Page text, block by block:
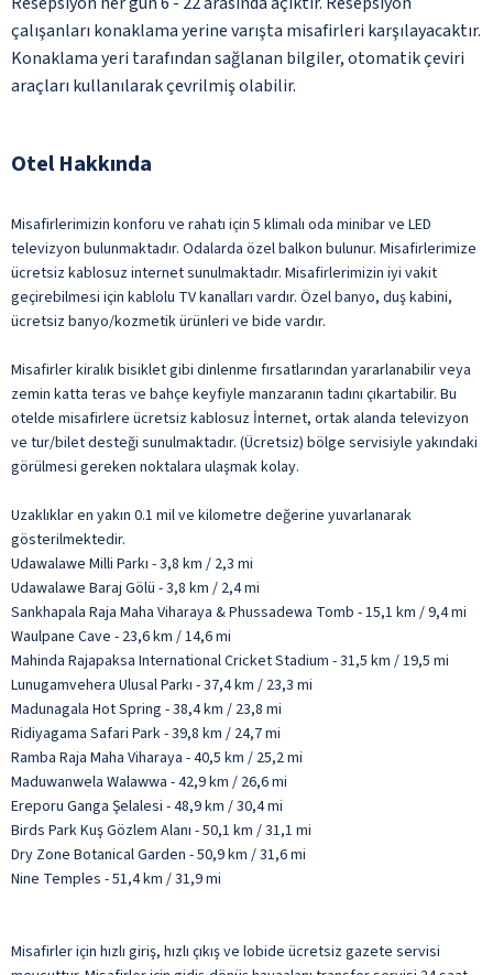
çalışanları konaklama yerine varışta misafirleri karşılayacaktır.
Konaklama yeri tarafından sağlanan bilgiler, otomatik çeviri
araçları kullanılarak çevrilmiş olabilir.
Otel Hakkında
Misafirlerimizin konforu ve rahatı için 5 klimalı oda minibar ve LED
televizyon bulunmaktadır. Odalarda özel balkon bulunur. Misafirlerimize
ücretsiz kablosuz internet sunulmaktadır. Misafirlerimizin iyi vakit
geçirebilmesi için kablolu TV kanalları vardır. Özel banyo, duş kabini,
ücretsiz banyo/kozmetik ürünleri ve bide vardır.
Misafirler kiralık bisiklet gibi dinlenme fırsatlarından yararlanabilir veya
zemin katta teras ve bahçe keyfiyle manzaranın tadını çıkartabilir. Bu
otelde misafirlere ücretsiz kablosuz İnternet, ortak alanda televizyon
ve tur/bilet desteği sunulmaktadır. (Ücretsiz) bölge servisiyle yakındaki
görülmesi gereken noktalara ulaşmak kolay.
Uzaklıklar en yakın 0.1 mil ve kilometre değerine yuvarlanarak
gösterilmektedir.
Udawalawe Milli Parkı - 3,8 km / 2,3 mi
Udawalawe Baraj Gölü - 3,8 km / 2,4 mi
Sankhapala Raja Maha Viharaya & Phussadewa Tomb - 15,1 km / 9,4 mi
Waulpane Cave - 23,6 km / 14,6 mi
Mahinda Rajapaksa International Cricket Stadium - 31,5 km / 19,5 mi
Lunugamvehera Ulusal Parkı - 37,4 km / 23,3 mi
Madunagala Hot Spring - 38,4 km / 23,8 mi
Ridiyagama Safari Park - 39,8 km / 24,7 mi
Ramba Raja Maha Viharaya - 40,5 km / 25,2 mi
Maduwanwela Walawwa - 42,9 km / 26,6 mi
Ereporu Ganga Şelalesi - 48,9 km / 30,4 mi
Birds Park Kuş Gözlem Alanı - 50,1 km / 31,1 mi
Dry Zone Botanical Garden - 50,9 km / 31,6 mi
Nine Temples - 51,4 km / 31,9 mi
Misafirler için hızlı giriş, hızlı çıkış ve lobide ücretsiz gazete servisi